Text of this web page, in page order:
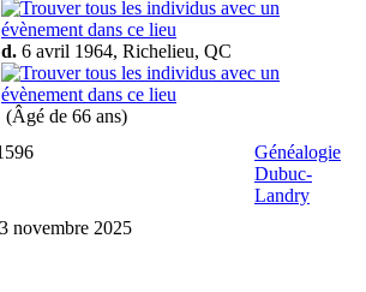
d. 6 avril 1964, Richelieu, QC
(Âgé de 66 ans)
Généalogie
Dubuc-
Landry
novembre 2025